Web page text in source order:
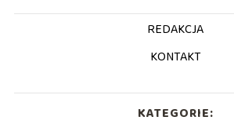
REDAKCJA
KONTAKT
KATEGORIE: